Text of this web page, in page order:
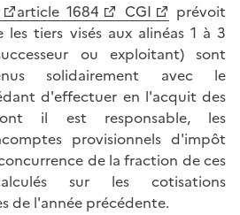
article 1684 CGI
prévoit
tiers visés aux alinéas 1 à 3
ou exploitant) sont
solidairement avec le
d'effectuer en l'acquit des
il est responsable, les
provisionnels d'impôt
de la fraction de ces
sur les cotisations
de l'année précédente.